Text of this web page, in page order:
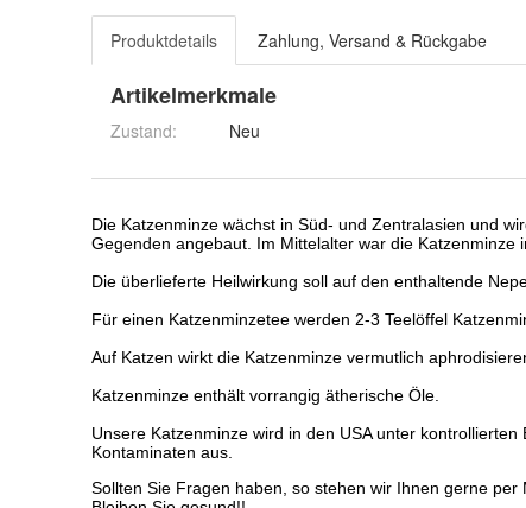
Produktdetails Zahlung, Versand & Rückgabe
Artikelmerkmale
Zustand: Neu